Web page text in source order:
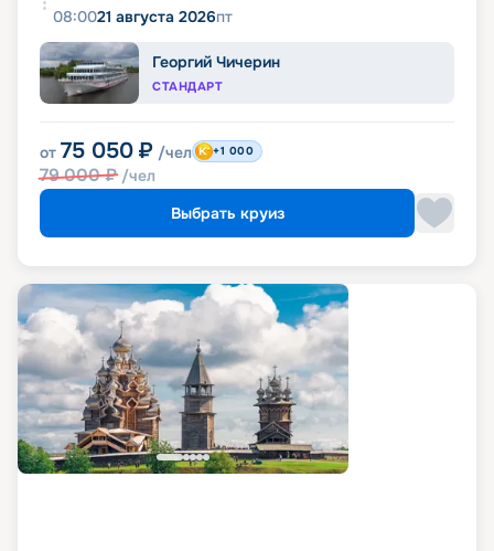
08:0021 августа 2026пт
Георгий Чичерин
СТАНДАРТ
от 75 050 ₽ /чел
79 000₽ /чел
+1 000
Выбрать круиз